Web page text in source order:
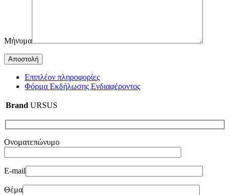
Μήνυμα
Επιπλέον πληροφορίες
Φόρμα Εκδήλωσης Ενδιαφέροντος
Brand URSUS
Ονοματεπώνυμο
E-mail
Θέμα